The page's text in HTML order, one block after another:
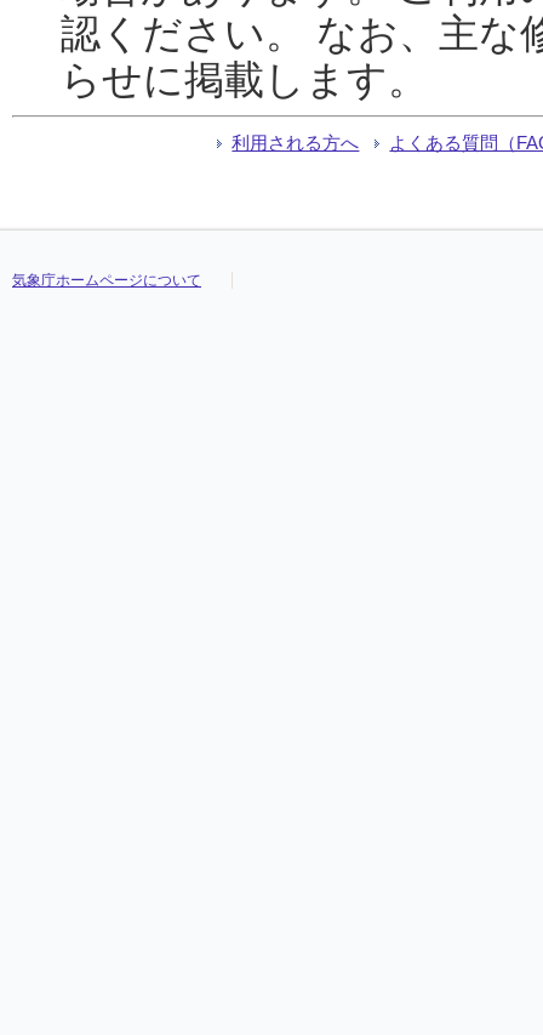
認ください。 なお、主な
らせに掲載します。
利用される方へ よくある質問（
気象庁ホームページについて